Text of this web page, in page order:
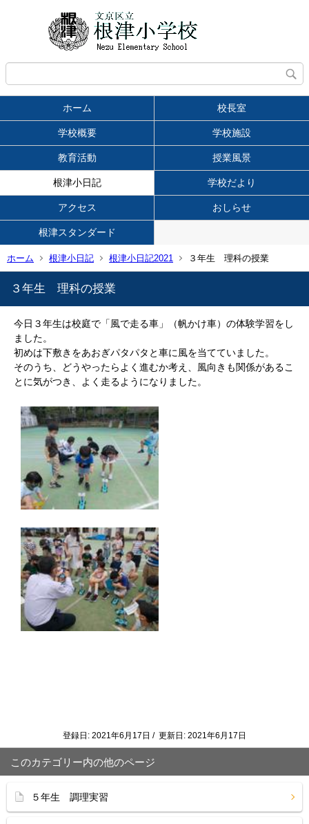
ホーム 校長室
学校概要 学校施設
教育活動 授業風景
根津小日記 学校だより
アクセス おしらせ
根津スタンダード
ホーム 根津小日記 根津小日記2021 ３年生 理科の授業
３年生 理科の授業
今日３年生は校庭で「風で走る車」（帆かけ車）の体験学習をし
ました。
初めは下敷きをあおぎパタパタと車に風を当てていました。
そのうち、どうやったらよく進むか考え、風向きも関係があるこ
とに気がつき、よく走るようになりました。
登録日: 2021年6月17日 / 更新日: 2021年6月17日
このカテゴリー内の他のページ
５年生 調理実習